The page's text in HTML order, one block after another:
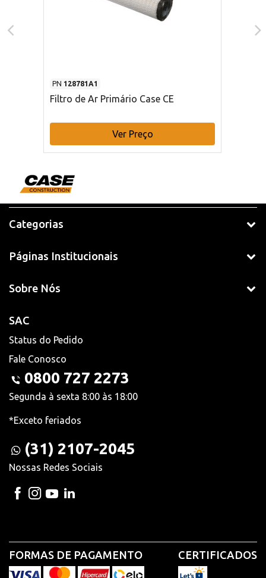
PN 128781A1
Filtro de Ar Primário Case CE
Ver Preço
Categorias
Páginas Institucionais
Sobre Nós
SAC
Status do Pedido
Fale Conosco
0800 727 2273
Segunda à sexta 8:00 às 18:00
*Exceto feriados
(31) 2107-2045
Nossas Redes Sociais
FORMAS DE PAGAMENTO CERTIFICADOS